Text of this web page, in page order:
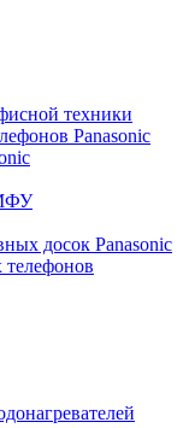
техники
Panasonic
досок Panasonic
телефонов